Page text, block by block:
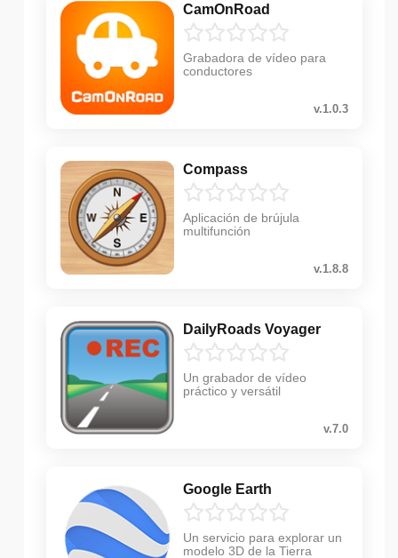
CamOnRoad
Grabadora de vídeo para
conductores
v.1.0.3
Compass
Aplicación de brújula
multifunción
v.1.8.8
DailyRoads Voyager
Un grabador de vídeo
práctico y versátil
v.7.0
Google Earth
Un servicio para explorar un
modelo 3D de la Tierra